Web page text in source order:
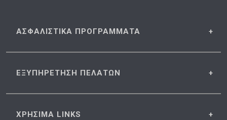
ΑΣΦΑΛΙΣΤΙΚΑ ΠΡΟΓΡΑΜΜΑΤΑ
ΕΞΥΠΗΡΕΤΗΣΗ ΠΕΛΑΤΩΝ
ΧΡΗΣΙΜΑ LINKS